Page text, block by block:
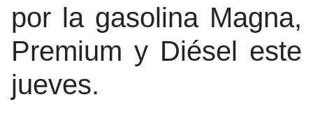
por la gasolina Magna,
Premium y Diésel este
jueves.